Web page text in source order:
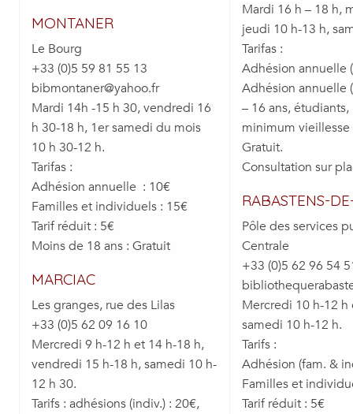
MONTANER
Le Bourg
+33 (0)5 59 81 55 13
bibmontaner@yahoo.fr
Mardi 14h -15 h 30, vendredi 16
h 30-18 h, 1er samedi du mois
10 h 30-12 h.
Tarifas :
Adhésion annuelle : 10€
Familles et individuels : 15€
Tarif réduit : 5€
Moins de 18 ans : Gratuit
MARCIAC
Les granges, rue des Lilas
+33 (0)5 62 09 16 10
Mercredi 9 h-12 h et 14 h-18 h,
vendredi 15 h-18 h, samedi 10 h-
12 h 30.
Tarifs : adhésions (indiv.) : 20€,
Mardi 16 h – 18 h,
jeudi 10 h-13 h,
Tarifas :
Adhésion annuelle
Adhésion annuelle
– 16 ans, étudiants,
minimum vieillesse
Gratuit.
Consultation sur
RABASTENS-
Pôle des services
Centrale
+33 (0)5 62 96 54
Mercredi 10 h-12 h
samedi 10 h-12 h.
Tarifs :
Adhésion (fam. &
Familles et
Tarif réduit : 5€